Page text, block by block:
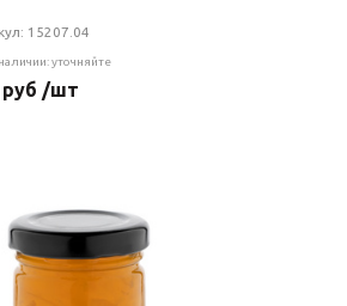
15207.04
уточняйте
руб /шт